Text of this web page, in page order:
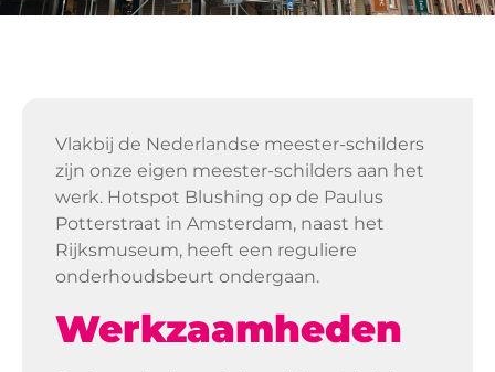
Vlakbij de Nederlandse meester-schilders
zijn onze eigen meester-schilders aan het
werk. Hotspot Blushing op de Paulus
Potterstraat in Amsterdam, naast het
Rijksmuseum, heeft een reguliere
onderhoudsbeurt ondergaan.
Werkzaamheden